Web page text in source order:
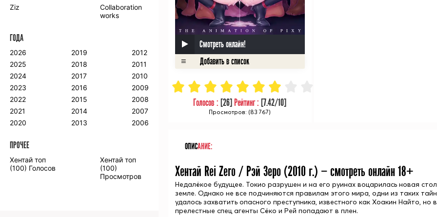
Смотреть онлайн!
Голосов : [26] Рейтинг : [7.42/10]
Просмотров: (83 767)
ОПИСАНИЕ:
Хентай Rei Zero / Рэй Зеро (2010 г.) — смотреть онлайн 18+
Недалёкое будущее. Токио разрушен и на его руинах воцарилась новая
земле. Однако не все подчиняются правилам этого мира, одни из таких
удалось захватить опасного преступника, известного как Хоакин Найто,
прелестные спец агенты Сёко и Рей попадают в плен.
ПО ГОДУ
2023
2022
2021
2020
2019
2018
2017
2016
2013
2012
2011
2010
2009
2008
2005
2004
2003
2002
2001
2000
ПРОЧЕЕ
Аниме фильмы Аниме OVA
Ziz
Collaboration
works
ГОДА
2026
2025
2024
2023
2022
2021
2020
2019
2018
2017
2016
2015
2014
2013
2012
2011
2010
2009
2008
2007
2006
ПРОЧЕЕ
Хентай топ
(100) Голосов
Хентай топ
(100)
Просмотров